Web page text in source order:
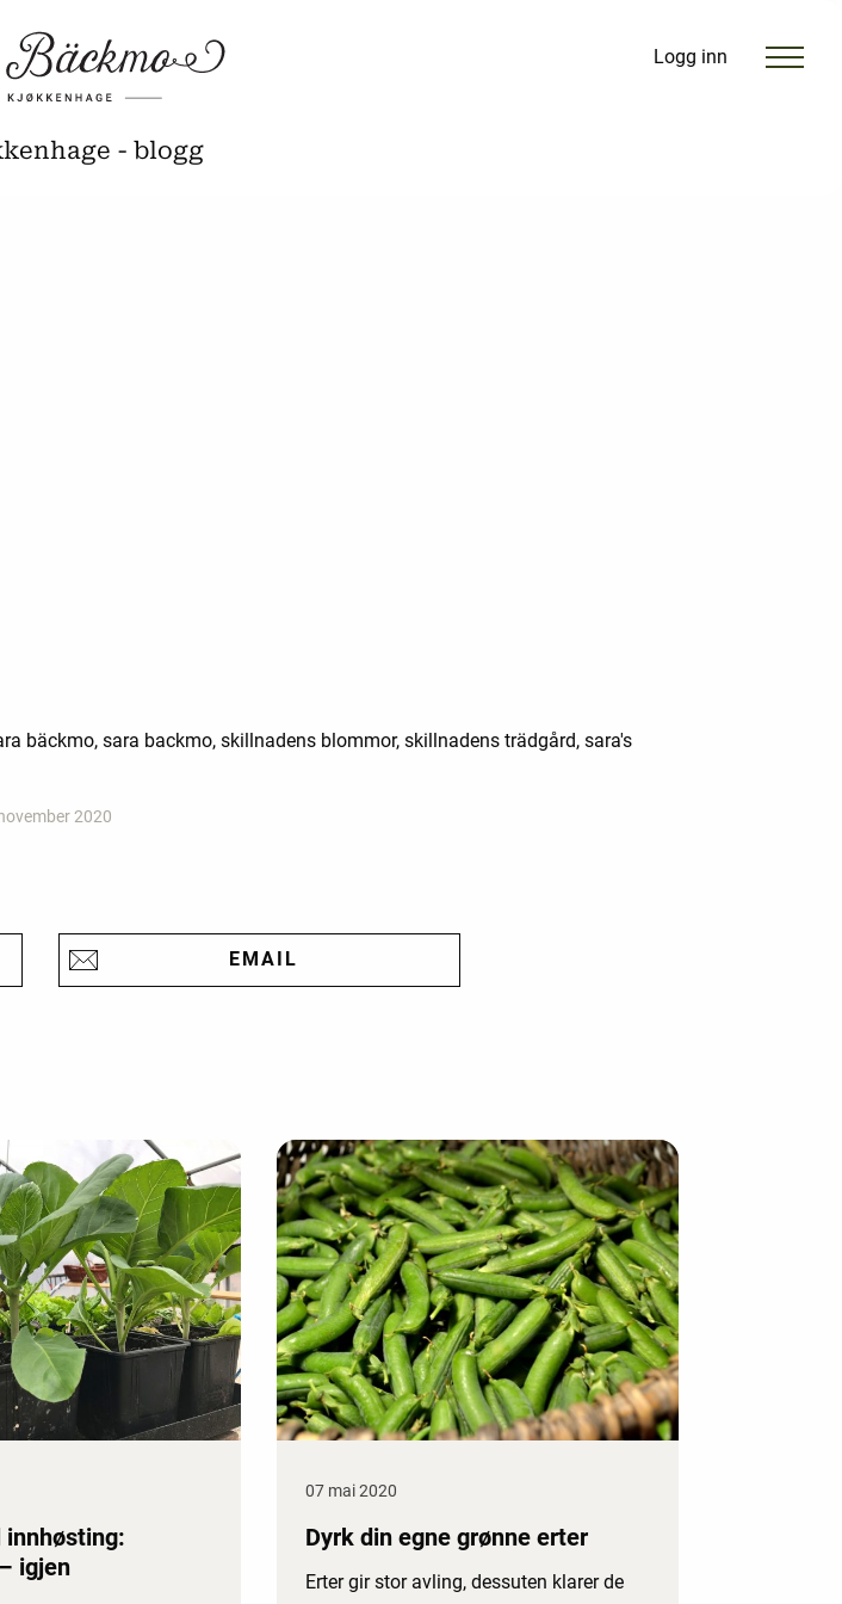
Logg inn
- blogg
bäckmo, sara backmo, skillnadens blommor, skillnadens trädgård, sara's
2020
EMAIL
igjen
07 mai 2020
Dyrk din egne grønne erter
Erter gir stor avling, dessuten klarer de